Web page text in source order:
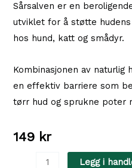
Sårsalven er en
utviklet for å støtte
hos hund, katt og smådyr.
Kombinasjonen av naturlig
en effektiv barriere som
tørr hud og sprukne poter
149 kr
Beaphar
Legg i